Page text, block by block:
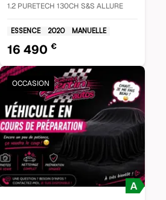
1.2 PURETECH 130CH S&S ALLURE
ESSENCE 2020 MANUELLE
16 490 €
OCCASION